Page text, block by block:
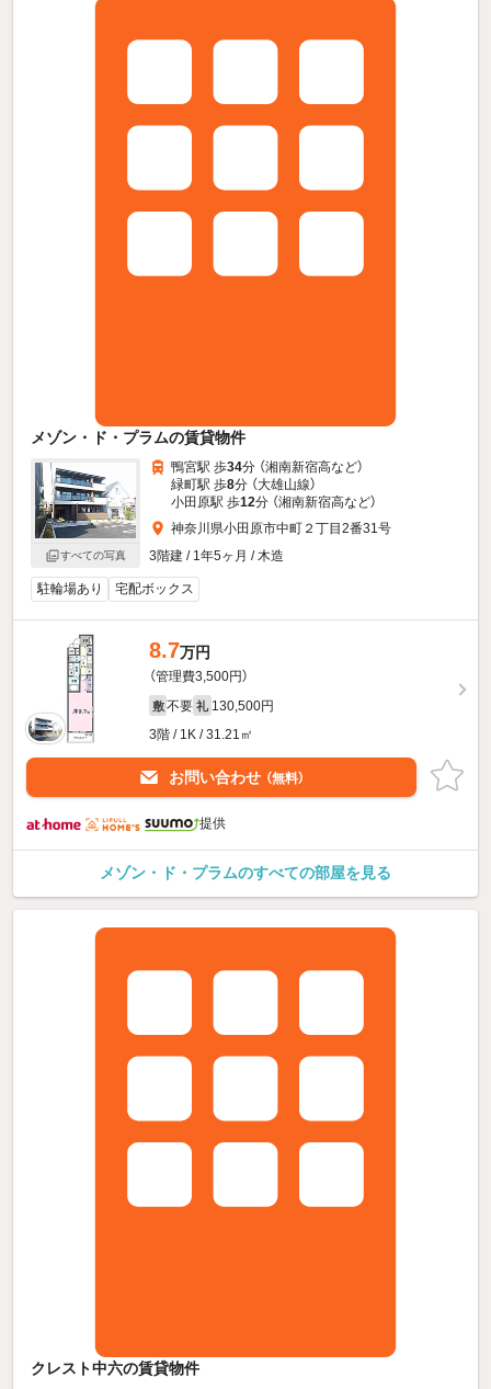
メゾン・ド・プラムの賃貸物件
すべての写真
鴨宮駅 歩34分 （湘南新宿高など）
緑町駅 歩8分 （大雄山線）
小田原駅 歩12分 （湘南新宿高など）
神奈川県小田原市中町２丁目2番31号
3階建 / 1年5ヶ月 / 木造
駐輪場あり 宅配ボックス
8.7万円
（管理費3,500円）
敷 不要 礼 130,500円
3階 / 1K / 31.21㎡
お問い合わせ （無料）
提供
メゾン・ド・プラムのすべての部屋を見る
クレスト中六の賃貸物件